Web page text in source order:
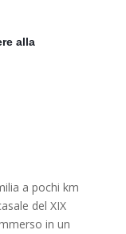
alla
a pochi km
del XIX
in un